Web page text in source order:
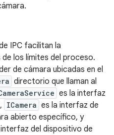
IPC facilitan la
los límites del proceso.
de cámara ubicadas en el
directorio que llaman al
es la interfaz
ICamera es la interfaz de
abierto específico, y
del dispositivo de